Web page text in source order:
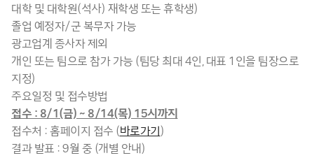
대학 및 대학원(석사) 재학생 또는 휴학생)
졸업 예정자/군 복무자 가능
광고업계 종사자 제외
개인 또는 팀으로 참가 가능 (팀당 최대 4인, 대표 1인을 팀장으로
지정)
주요일정 및 접수방법
접수 : 8/1(금) ~ 8/14(목) 15시까지
접수처 : 홈페이지 접수 (바로가기)
결과 발표 : 9월 중 (개별 안내)